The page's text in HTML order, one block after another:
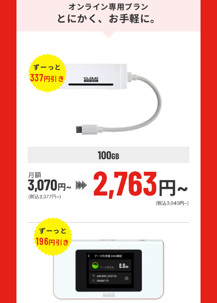
オンライン専用プラン
とにかく、お手軽に。
ずーっと
337円引き
ずーっと
196円引き